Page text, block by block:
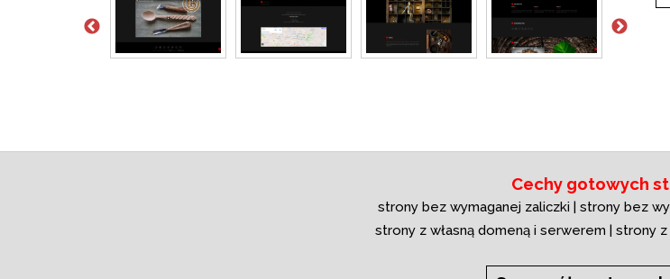
Cechy gotowych
strony bez wymaganej zaliczki | strony bez
strony z własną domeną i serwerem | strony